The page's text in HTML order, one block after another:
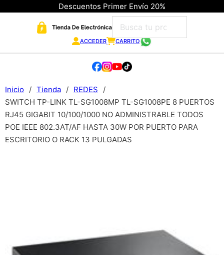
Descuentos Primer Envío 20%
ACCEDER CARRITO
Inicio / Tienda / REDES
/
SWITCH TP-LINK TL-SG1008MP TL-SG1008PE 8 PUERTOS
RJ45 GIGABIT 10/100/1000 NO ADMINISTRABLE TODOS
POE IEEE 802.3AT/AF HASTA 30W POR PUERTO PARA
ESCRITORIO O RACK 13 PULGADAS